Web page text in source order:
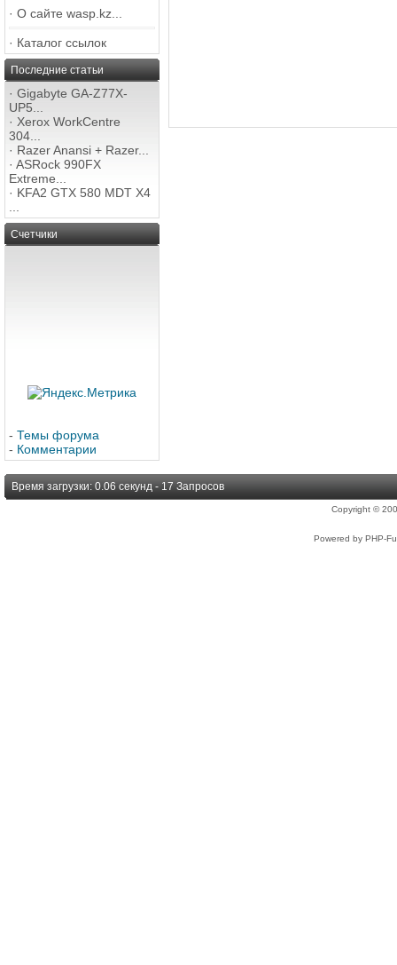
· О сайте wasp.kz...
· Каталог ссылок
Последние статьи
· Gigabyte GA-Z77X-
UP5...
· Xerox WorkCentre
304...
· Razer Anansi + Razer...
· ASRock 990FX
Extreme...
· KFA2 GTX 580 MDT X4
Счетчики
- Темы форума
- Комментарии
Время загрузки: 0.06 секунд - 17 Запросов
Copyright ©
Powered by PHP-